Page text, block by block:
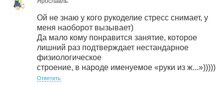
Ой не знаю у кого рукоделие стресс снимает, у
меня наоборот вызывает)
Да мало кому понравится занятие, которое
лишний раз подтверждает нестандарное
физиологическое
строение, в народе именуемое «руки из ж...»)))))
Ответить